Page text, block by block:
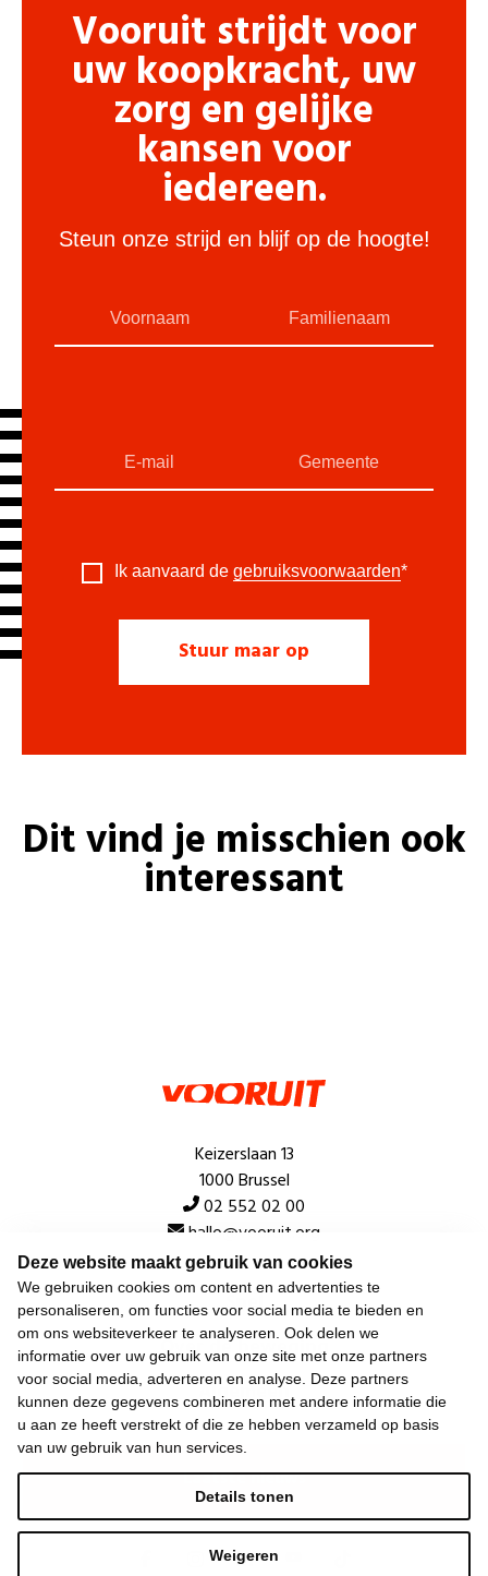
Deze website maakt gebruik van cookies
We gebruiken cookies om content en advertenties te
personaliseren, om functies voor social media te bieden en
om ons websiteverkeer te analyseren. Ook delen we
informatie over uw gebruik van onze site met onze partners
voor social media, adverteren en analyse. Deze partners
kunnen deze gegevens combineren met andere informatie die
u aan ze heeft verstrekt of die ze hebben verzameld op basis
van uw gebruik van hun services.
Weigeren
Details tonen
Vooruit strijdt voor
uw koopkracht, uw
zorg en gelijke
kansen voor
iedereen.
Steun onze strijd en blijf op de hoogte!
Ik aanvaard de gebruiksvoorwaarden*
Dit vind je misschien ook
interessant
Keizerslaan 13
1000 Brussel
02 552 02 00
hallo@vooruit.org
Snel
Over de beweging
Algemeen
Laatste nieuws